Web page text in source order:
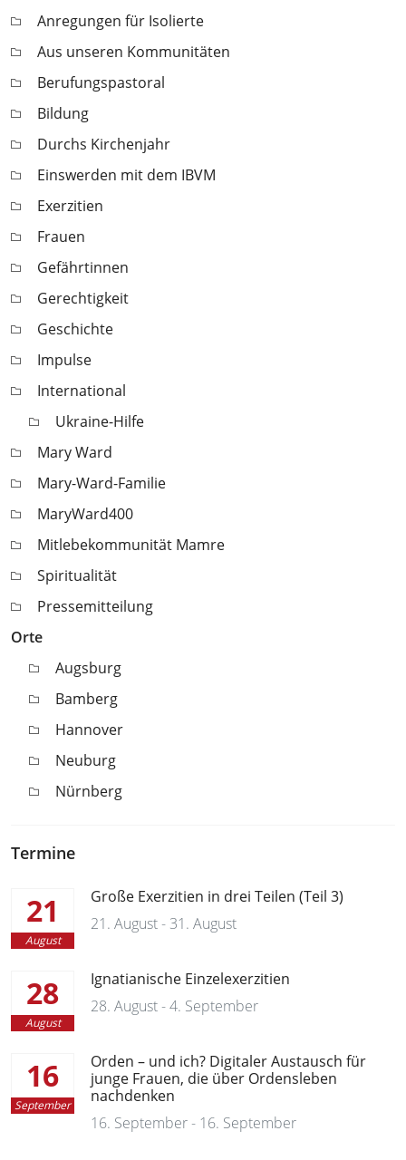
Anregungen für Isolierte
Aus unseren Kommunitäten
Berufungspastoral
Bildung
Durchs Kirchenjahr
Einswerden mit dem IBVM
Exerzitien
Frauen
Gefährtinnen
Gerechtigkeit
Geschichte
Impulse
International
Ukraine-Hilfe
Mary Ward
Mary-Ward-Familie
MaryWard400
Mitlebekommunität Mamre
Spiritualität
Pressemitteilung
Orte
Augsburg
Bamberg
Hannover
Neuburg
Nürnberg
Termine
21
August
Große Exerzitien in drei Teilen (Teil 3)
21. August - 31. August
28
August
Ignatianische Einzelexerzitien
28. August - 4. September
16
September
Orden – und ich? Digitaler Austausch für
junge Frauen, die über Ordensleben
nachdenken
16. September - 16. September